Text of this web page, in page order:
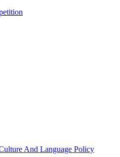
And Language Policy